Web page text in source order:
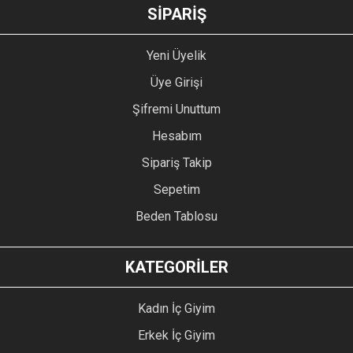
GÖNDER
SİPARİŞ
Yeni Üyelik
Üye Girişi
Şifremi Unuttum
Hesabım
Sipariş Takip
Sepetim
Beden Tablosu
KATEGORİLER
Kadın İç Giyim
Erkek İç Giyim